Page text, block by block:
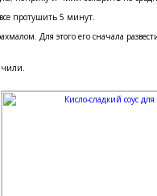
протушить 5 минут.
Для этого его сначала
чили.